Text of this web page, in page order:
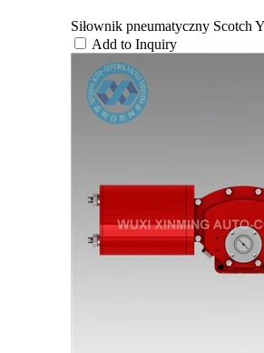
Siłownik pneumatyczny Scotch
Add to Inquiry